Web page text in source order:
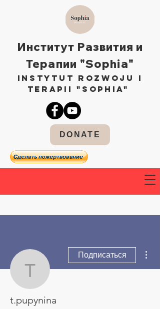
Институт Развития и
Терапии "Sophia"
Instytut Rozwoju i
Terapii "Sophia"
DONATE
t.pupynina
Подписаться
t.pupynina